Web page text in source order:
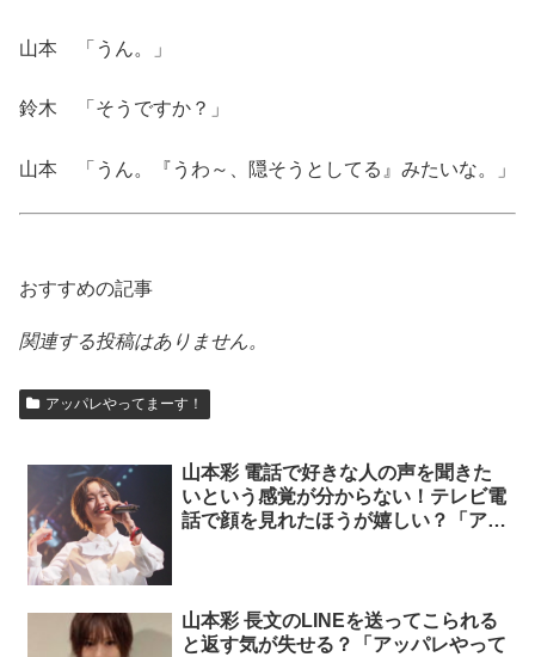
山本 「うん。」
鈴木 「そうですか？」
山本 「うん。『うわ～、隠そうとしてる』みたいな。」
おすすめの記事
関連する投稿はありません。
アッパレやってまーす！
山本彩 電話で好きな人の声を聞きた
いという感覚が分からない！テレビ電
話で顔を見れたほうが嬉しい？「アッ
山本彩 長文のLINEを送ってこられる
と返す気が失せる？「アッパレやって